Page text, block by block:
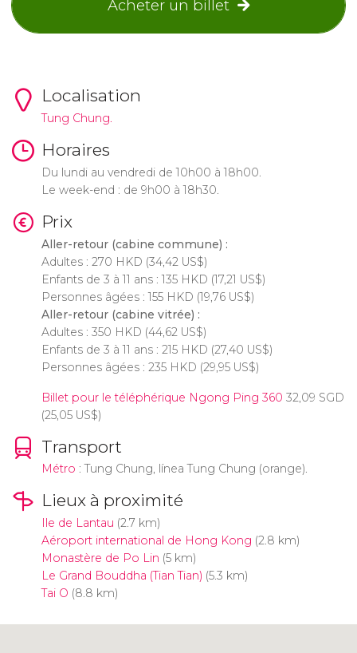
Acheter un billet
Localisation
Tung Chung.
Horaires
Du lundi au vendredi de 10h00 à 18h00.
Le week-end : de 9h00 à 18h30.
Prix
Aller-retour (cabine commune) :
Adultes : 270 HKD (34,42 US$)
Enfants de 3 à 11 ans : 135 HKD (17,21 US$)
Personnes âgées : 155 HKD (19,76 US$)
Aller-retour (cabine vitrée) :
Adultes : 350 HKD (44,62 US$)
Enfants de 3 à 11 ans : 215 HKD (27,40 US$)
Personnes âgées : 235 HKD (29,95 US$)
Billet pour le téléphérique Ngong Ping 360 32,09 SGD
(25,05 US$)
Transport
Métro : Tung Chung, línea Tung Chung (orange).
Lieux à proximité
Ile de Lantau (2.7 km)
Aéroport international de Hong Kong (2.8 km)
Monastère de Po Lin (5 km)
Le Grand Bouddha (Tian Tian) (5.3 km)
Tai O (8.8 km)